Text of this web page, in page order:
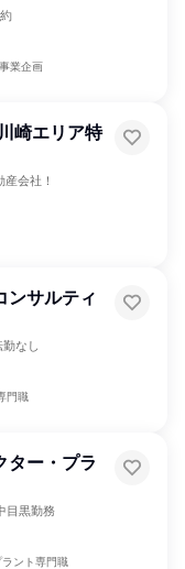
業企画
崎エリア特
会社！
サルティ
なし
門職
ター・プラ
目黒勤務
ント専門職